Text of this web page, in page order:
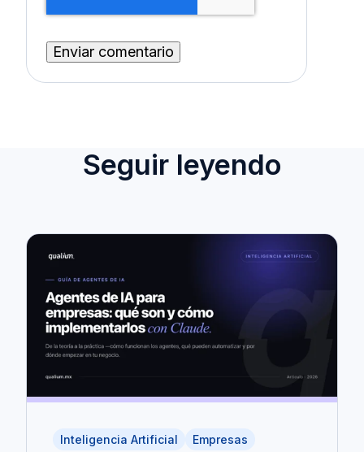
Seguir leyendo
Inteligencia Artificial Empresas